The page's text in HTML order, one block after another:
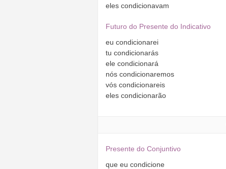
eles condicionavam
Futuro do Presente do Indicativo
eu condicionarei
tu condicionarás
ele condicionará
nós condicionaremos
vós condicionareis
eles condicionarão
Presente do Conjuntivo
que eu condicione